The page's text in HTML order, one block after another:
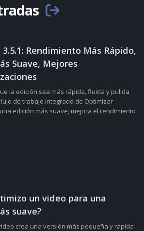
3.5.1: Rendimiento Más Rápido,
Suave, Mejores
la edición sea más rápida, fluida y pulida
de trabajo integrado de Optimizar
edición más suave, mejora el rendimiento
un video para una
suave?
crea una versión más pequeña y rápida